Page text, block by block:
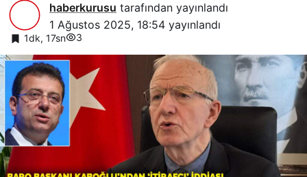
tutukl
andı
ya da
kompl
oyla
karşı
haberkurusu tarafından yayınlandı
1 Ağustos 2025, 18:54 yayınlandı
1dk, 17sn 3